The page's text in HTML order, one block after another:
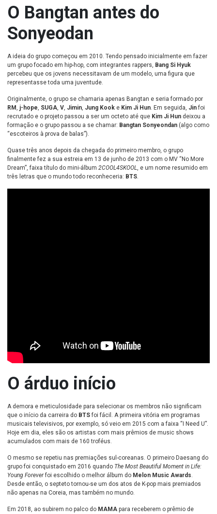
O Bangtan antes do
Sonyeodan
A ideia do grupo começou em 2010. Tendo pensado inicialmente em fazer
um grupo focado em hip-hop, com integrantes rappers, Bang Si Hyuk
percebeu que os jovens necessitavam de um modelo, uma figura que
representasse toda uma juventude.
Originalmente, o grupo se chamaria apenas Bangtan e seria formado por
RM, j-hope, SUGA, V, Jimin, Jung Kook e Kim Ji Hun. Em seguida, Jinfoi
recrutado e o projeto passou a ser um octeto até que Kim Ji Hun deixou a
formação e o grupo passou a se chamar: Bangtan Sonyeondan (algo como
“escoteiros à prova de balas”).
Quase três anos depois da chegada do primeiro membro, o grupo
finalmente fez a sua estreia em 13 de junho de 2013 com o MV “No More
Dream”, faixa título do mini-álbum 2COOL4SKOOL, e um nome resumido em
três letras que o mundo todo reconheceria: BTS.
O árduo início
A demora e meticulosidade para selecionar os membros não significam
que o início da carreira do BTSfoi fácil. A primeira vitória em programas
musicais televisivos, por exemplo, só veio em 2015 com a faixa “I Need U”.
Hoje em dia, eles são os artistas com mais prêmios de music shows
acumulados com mais de 160 troféus.
O mesmo se repetiu nas premiações sul-coreanas. O primeiro Daesang do
grupo foi conquistado em 2016 quando The Most Beautiful Moment in Life:
Young Foreverfoi escolhido o melhor álbum do Melon Music Awards.
Desde então, o septeto tornou-se um dos atos de K-pop mais premiados
não apenas na Coreia, mas também no mundo.
Em 2018, ao subirem no palco do MAMA para receberem o prêmio de